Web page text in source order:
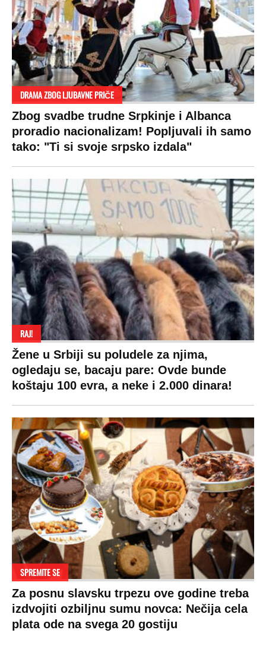
DRAMA ZBOG LJUBAVNE PRIČE
Zbog svadbe trudne Srpkinje i Albanca
proradio nacionalizam! Popljuvali ih samo
tako: "Ti si svoje srpsko izdala"
RAJ!
Žene u Srbiji su poludele za njima,
ogledaju se, bacaju pare: Ovde bunde
koštaju 100 evra, a neke i 2.000 dinara!
SPREMITE SE
Za posnu slavsku trpezu ove godine treba
izdvojiti ozbiljnu sumu novca: Nečija cela
plata ode na svega 20 gostiju